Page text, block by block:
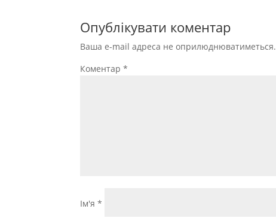
Опублікувати коментар
Ваша e-mail адреса не оприлюднюватиметься.
Коментар*
Ім'я*